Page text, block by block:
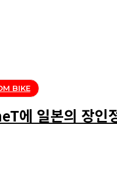
BIKE
에 일본의 장인